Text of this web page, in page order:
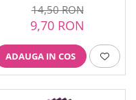
14,50 RON
9,70 RON
ADAUGA IN COS